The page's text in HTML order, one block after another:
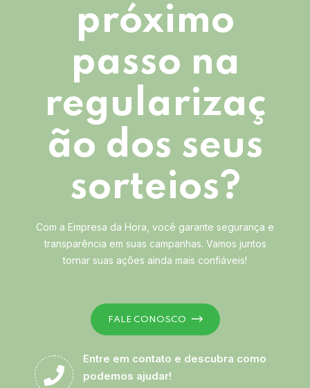
próximo
passo na
regularizaç
ão dos seus
sorteios?
Com a Empresa da Hora, você garante segurança e
transparência em suas campanhas. Vamos juntos
tornar suas ações ainda mais confiáveis!
FALE CONOSCO
Entre em contato e descubra como
podemos ajudar!